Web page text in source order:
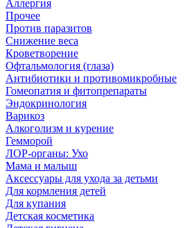
Аллергия
Прочее
Против паразитов
Снижение веса
Кроветворение
Офтальмология (глаза)
Антибиотики и противомикробные
Гомеопатия и фитопрепараты
Эндокринология
Варикоз
Алкоголизм и курение
Гемморой
ЛОР-органы: Ухо
Мама и малыш
Аксессуары для ухода за детьми
Для кормления детей
Для купания
Детская косметика